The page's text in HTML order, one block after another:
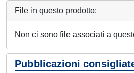
File in questo prodotto:
Non ci sono file associati a
Pubblicazioni